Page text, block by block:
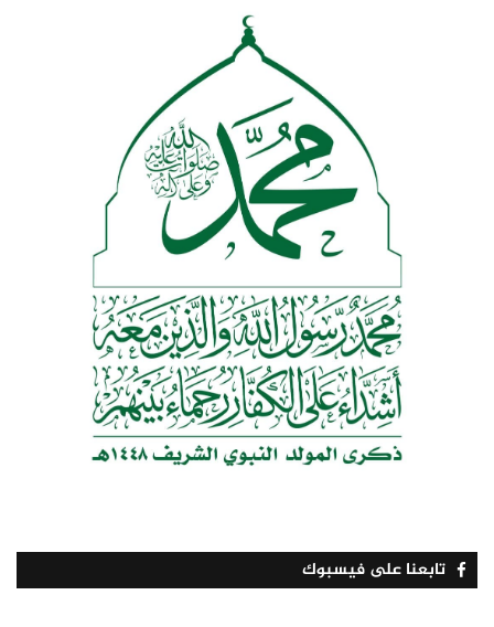
تابعنا على فيسبوك